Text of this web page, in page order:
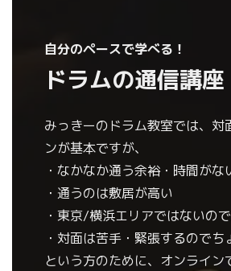
自分のペースで学べる！
ドラムの通信講座
みっきーのドラム教室では、対
ンが基本ですが、
・なかなか通う余裕・時間がな
・通うのは敷居が高い
・東京/横浜エリアではないの
・対面は苦手・緊張するので
という方のために、オンライン